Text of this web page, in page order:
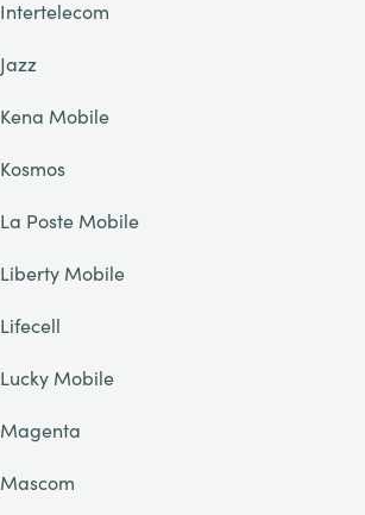
Intertelecom
Jazz
Kena Mobile
Kosmos
La Poste Mobile
Liberty Mobile
Lifecell
Lucky Mobile
Magenta
Mascom